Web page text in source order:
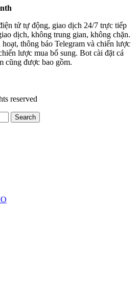
tử tự động, giao dịch 24/7 trực tiếp
dịch, không trung gian, không chặn.
thông báo Telegram và chiến lược
lược mua bổ sung. Bot cài đặt cá
cũng được bao gồm.
reserved
Search